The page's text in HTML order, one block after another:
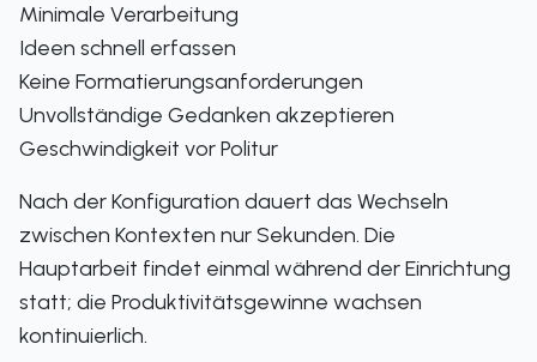
Minimale Verarbeitung
Ideen schnell erfassen
Keine Formatierungsanforderungen
Unvollständige Gedanken akzeptieren
Geschwindigkeit vor Politur
Nach der Konfiguration dauert das Wechseln
zwischen Kontexten nur Sekunden. Die
Hauptarbeit findet einmal während der Einrichtung
statt; die Produktivitätsgewinne wachsen
kontinuierlich.